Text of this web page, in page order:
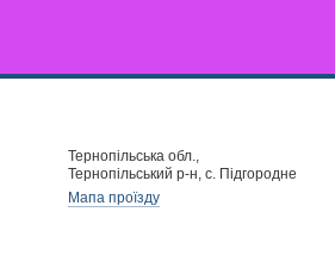
Тернопільська обл.,
Тернопільський р-н, с. Підгородне
Мапа проїзду